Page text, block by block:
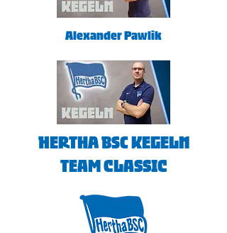
Alexander Pawlik
HERTHA BSC KEGELN
TEAM Classic